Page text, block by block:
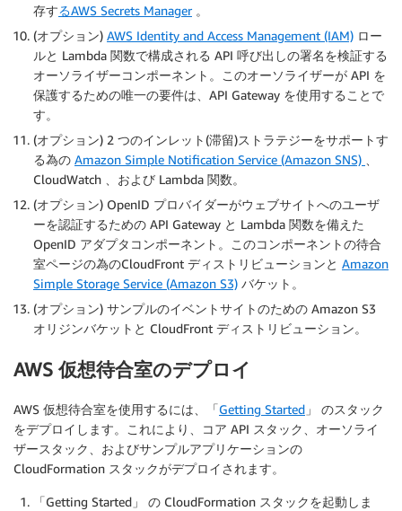
存するAWS Secrets Manager。
(オプション) AWS Identity and Access Management (IAM) ロー
ルと Lambda 関数で構成される API 呼び出しの署名を検証する
オーソライザーコンポーネント。このオーソライザーが API を
保護するための唯一の要件は、API Gateway を使用することで
す。
(オプション) 2 つのインレット(滞留)ストラテジーをサポートす
る為の Amazon Simple Notification Service (Amazon SNS)
CloudWatch 、および Lambda 関数。
(オプション) OpenID プロバイダーがウェブサイトへのユーザ
ーを認証するための API Gateway と Lambda 関数を備えた
OpenID アダプタコンポーネント。このコンポーネントの待合
室ページの為のCloudFront ディストリビューションと Amazon
Simple Storage Service (Amazon S3) バケット。
(オプション) サンプルのイベントサイトのための Amazon S3
オリジンバケットと CloudFront ディストリビューション。
AWS 仮想待合室のデプロイ
AWS 仮想待合室を使用するには、「Getting Started 」 のスタック
をデプロイします。これにより、コア API スタック、オーソライ
ザースタック、およびサンプルアプリケーションの
CloudFormation スタックがデプロイされます。
「Getting Started」 の CloudFormation スタックを起動しま